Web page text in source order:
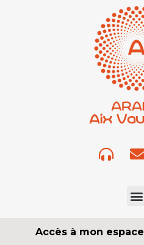
Accès à mon espace